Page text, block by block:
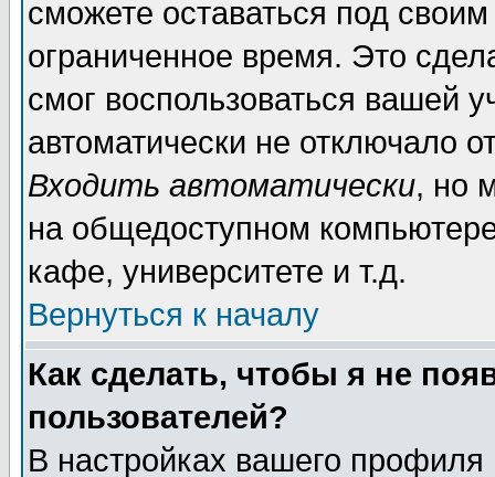
сможете оставаться под
ограниченное время. Это
смог воспользоваться вашей
автоматически не отключало
Входить автоматически, но
на общедоступном
кафе, университете и т.д.
Вернуться к началу
Как сделать, чтобы я не
пользователей?
В настройках вашего